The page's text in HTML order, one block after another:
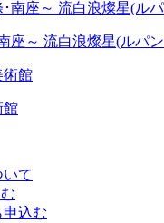
座～ 流白浪燦星(ルパ
館
て
申込む